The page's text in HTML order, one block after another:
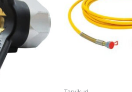
The
options
may
be